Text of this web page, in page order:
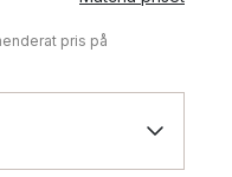
pris på